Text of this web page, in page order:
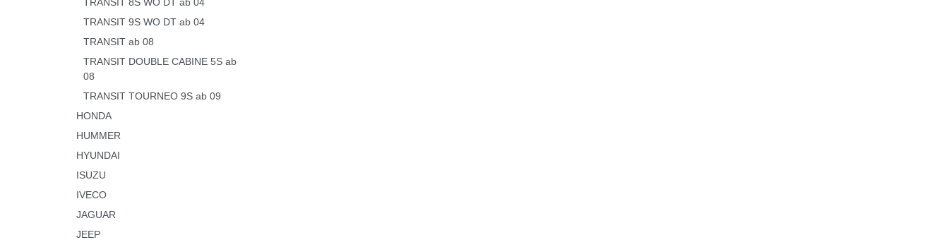
TRANSIT 9S WO DT ab 04
TRANSIT ab 08
TRANSIT DOUBLE CABINE 5S ab
08
TRANSIT TOURNEO 9S ab 09
HONDA
HUMMER
HYUNDAI
ISUZU
IVECO
JAGUAR
JEEP